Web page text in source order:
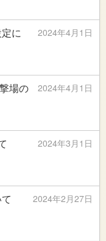
2024年4月1日
に
2024年4月1日
場の
2024年3月1日
2024年2月27日